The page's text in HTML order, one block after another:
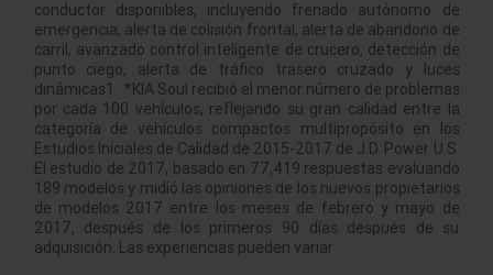
conductor disponibles, incluyendo frenado autónomo de
emergencia, alerta de colisión frontal, alerta de abandono de
carril, avanzado control inteligente de crucero, detección de
punto ciego, alerta de tráfico trasero cruzado y luces
dinámicas1 . *KIA Soul recibió el menor número de problemas
por cada 100 vehículos, reflejando su gran calidad entre la
categoría de vehículos compactos multipropósito en los
Estudios Iniciales de Calidad de 2015-2017 de J.D. Power U.S.
El estudio de 2017, basado en 77,419 respuestas evaluando
189 modelos y midió las opiniones de los nuevos propietarios
de modelos 2017 entre los meses de febrero y mayo de
2017, después de los primeros 90 días después de su
adquisición. Las experiencias pueden variar